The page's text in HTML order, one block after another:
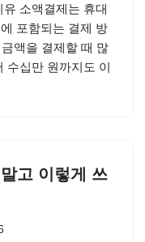
소액결제는 휴대
포함되는 결제 방
액을 결제할 때 많
수십만 원까지도 이
고 이렇게 쓰